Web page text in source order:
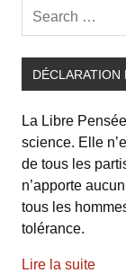
DÉCLARATION
La Libre
science. Elle
de tous les
n’apporte
tous les
tolérance.
Lire la suite